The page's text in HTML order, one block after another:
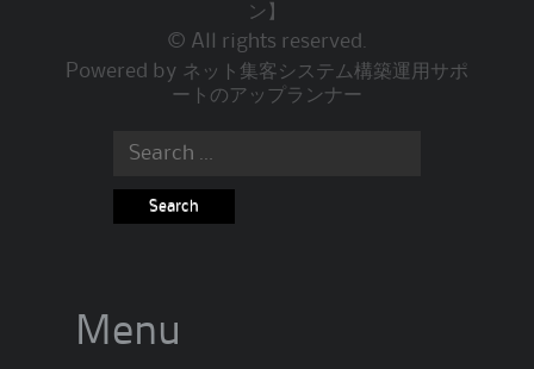
ン】
© All rights reserved.
Powered by ネット集客システム構築運用サポ
ートのアップランナー
Search
Menu